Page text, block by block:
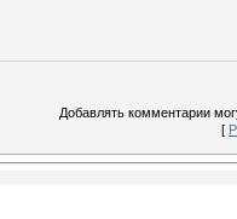
Добавлять комментарии
[